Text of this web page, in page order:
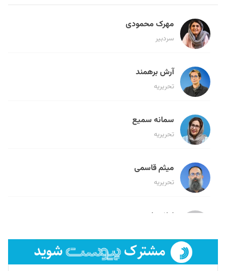
مهرک محمودی
سردبیر
آرش برهمند
تحریریه
سمانه سمیع
تحریریه
میثم قاسمی
تحریریه
لیلا حنارود
فائزه فتحی رستمی